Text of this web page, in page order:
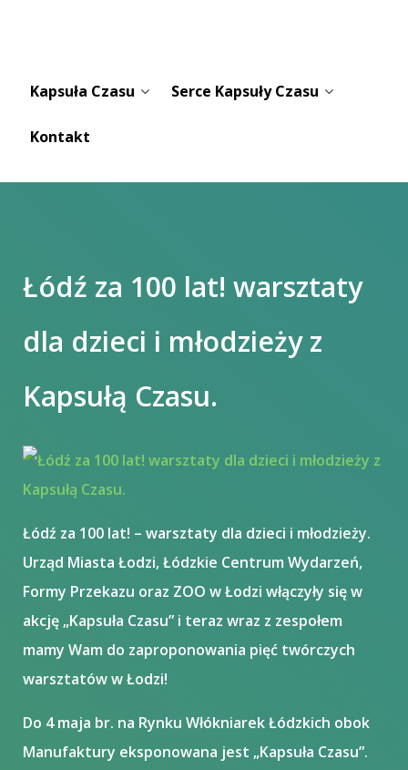
Kapsuła Czasu Serce Kapsuły Czasu
Kontakt
Łódź za 100 lat! warsztaty
dla dzieci i młodzieży z
Kapsułą Czasu.
Łódź za 100 lat! – warsztaty dla dzieci i młodzieży.
Urząd Miasta Łodzi, Łódzkie Centrum Wydarzeń,
Formy Przekazu oraz ZOO w Łodzi włączyły się w
akcję „Kapsuła Czasu” i teraz wraz z zespołem
mamy Wam do zaproponowania pięć twórczych
warsztatów w Łodzi!
Do 4 maja br. na Rynku Włókniarek Łódzkich obok
Manufaktury eksponowana jest „Kapsuła Czasu”.